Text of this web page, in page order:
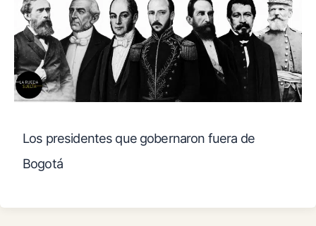
Los presidentes que gobernaron fuera de
Bogotá